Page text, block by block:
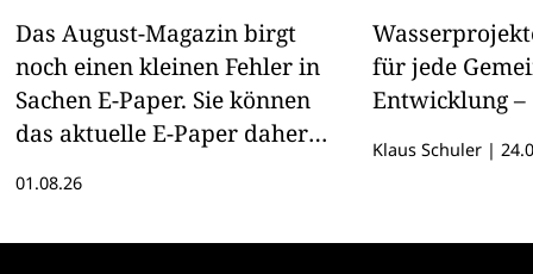
Das August-Magazin birgt
noch einen kleinen Fehler in
Sachen E-Paper. Sie können
das aktuelle E-Paper daher
01.08.26
für jede
Entwicklung –
Klaus Schuler |